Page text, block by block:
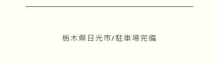
栃木県日光市/駐車場完備